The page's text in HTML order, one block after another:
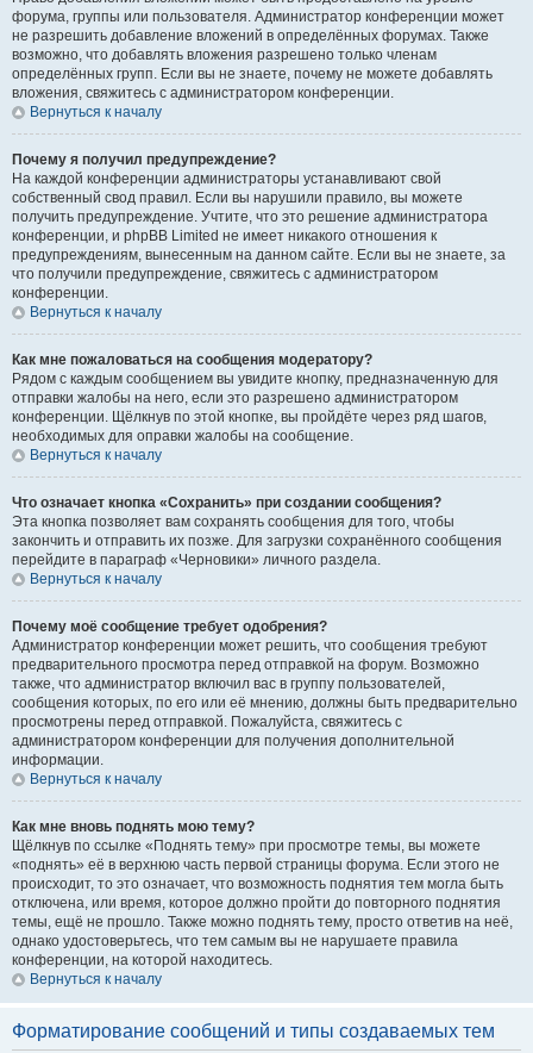
форума, группы или пользователя. Администратор конференции может
не разрешить добавление вложений в определённых форумах. Также
возможно, что добавлять вложения разрешено только членам
определённых групп. Если вы не знаете, почему не можете добавлять
вложения, свяжитесь с администратором конференции.
Вернуться к началу
Почему я получил предупреждение?
На каждой конференции администраторы устанавливают свой
собственный свод правил. Если вы нарушили правило, вы можете
получить предупреждение. Учтите, что это решение администратора
конференции, и phpBB Limited не имеет никакого отношения к
предупреждениям, вынесенным на данном сайте. Если вы не знаете, за
что получили предупреждение, свяжитесь с администратором
конференции.
Вернуться к началу
Как мне пожаловаться на сообщения модератору?
Рядом с каждым сообщением вы увидите кнопку, предназначенную для
отправки жалобы на него, если это разрешено администратором
конференции. Щёлкнув по этой кнопке, вы пройдёте через ряд шагов,
необходимых для оправки жалобы на сообщение.
Вернуться к началу
Что означает кнопка «Сохранить» при создании сообщения?
Эта кнопка позволяет вам сохранять сообщения для того, чтобы
закончить и отправить их позже. Для загрузки сохранённого сообщения
перейдите в параграф «Черновики» личного раздела.
Вернуться к началу
Почему моё сообщение требует одобрения?
Администратор конференции может решить, что сообщения требуют
предварительного просмотра перед отправкой на форум. Возможно
также, что администратор включил вас в группу пользователей,
сообщения которых, по его или её мнению, должны быть предварительно
просмотрены перед отправкой. Пожалуйста, свяжитесь с
администратором конференции для получения дополнительной
информации.
Вернуться к началу
Как мне вновь поднять мою тему?
Щёлкнув по ссылке «Поднять тему» при просмотре темы, вы можете
«поднять» её в верхнюю часть первой страницы форума. Если этого не
происходит, то это означает, что возможность поднятия тем могла быть
отключена, или время, которое должно пройти до повторного поднятия
темы, ещё не прошло. Также можно поднять тему, просто ответив на неё,
однако удостоверьтесь, что тем самым вы не нарушаете правила
конференции, на которой находитесь.
Вернуться к началу
Форматирование сообщений и типы создаваемых тем